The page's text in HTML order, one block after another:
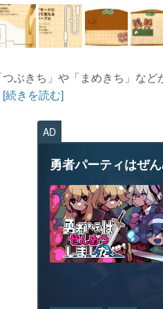
つぶきち」や「まめきち」な
[続きを読む]
AD
勇者パーティはぜん